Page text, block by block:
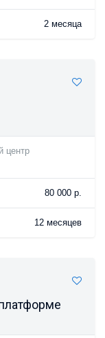
2 месяца
центр
80 000 р.
12 месяцев